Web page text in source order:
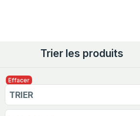
Trier les produits
Effacer
TRIER